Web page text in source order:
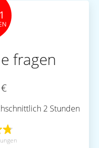
fragen
€
2 Stunden